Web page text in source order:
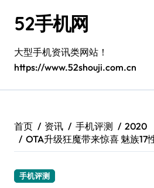
52手机网
大型手机资讯类网站！
https://www.52shouji.com.cn
首页 资讯 手机评测
2020
OTA升级狂魔带来惊喜 魅族17
手机评测